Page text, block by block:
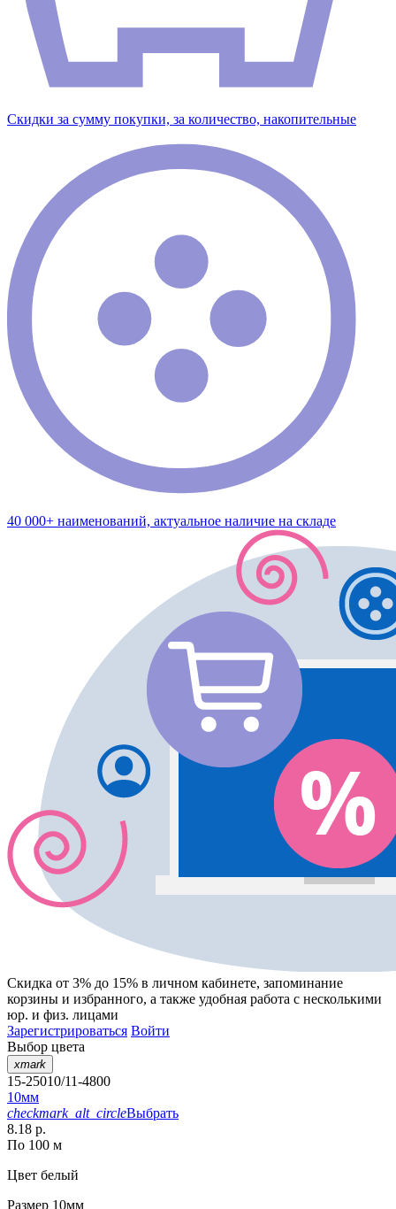
Скидки за сумму покупки, за количество, накопительные
40 000+ наименований, актуальное наличие на складе
Скидка от 3% до 15% в личном кабинете, запоминание
корзины и избранного, а также удобная работа с несколькими
юр. и физ. лицами
Зарегистрироваться Войти
Выбор цвета
xmark
15-25010/11-4800
10мм
checkmark_alt_circleВыбрать
8.18 р.
По 100 м
Цвет белый
Размер 10мм